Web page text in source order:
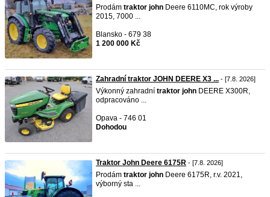
Prodám traktor john Deere 6110MC, rok výroby
2015, 7000 ...
Blansko - 679 38
1 200 000 Kč
Zahradní traktor JOHN DEERE X3 ... - [7.8. 2026]
Výkonný zahradní traktor john DEERE X300R,
odpracováno ...
Opava - 746 01
Dohodou
Traktor John Deere 6175R - [7.8. 2026]
Prodám traktor john Deere 6175R, r.v. 2021,
výborný sta ...